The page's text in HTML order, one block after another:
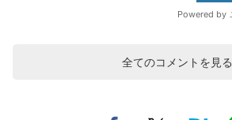
全てのコメントを見る